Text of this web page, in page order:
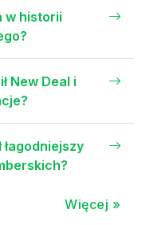
w historii
New Deal i
Więcej »